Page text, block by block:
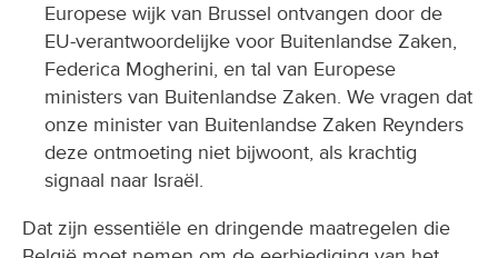
Europese wijk van Brussel ontvangen door de
EU-verantwoordelijke voor Buitenlandse Zaken,
Federica Mogherini, en tal van Europese
ministers van Buitenlandse Zaken. We vragen dat
onze minister van Buitenlandse Zaken Reynders
deze ontmoeting niet bijwoont, als krachtig
signaal naar Israël.
Dat zijn essentiële en dringende maatregelen die